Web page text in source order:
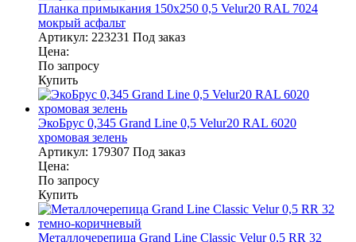
Планка примыкания 150х250 0,5 Velur20 RAL 7024
мокрый асфальт
Артикул: 223231 Под заказ
Цена:
По запросу
Купить
ЭкоБрус 0,345 Grand Line 0,5 Velur20 RAL 6020
хромовая зелень
Артикул: 179307 Под заказ
Цена:
По запросу
Купить
Металлочерепица Grand Line Classic Velur 0,5 RR 32